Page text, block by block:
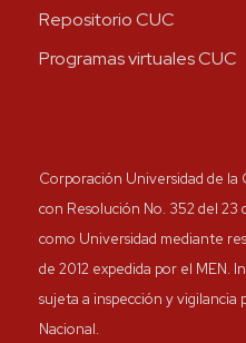
Repositorio CUC
Programas virtuales CUC
Corporación Universidad de la
con Resolución No. 352 del 23
como Universidad mediante
de 2012 expedida por el MEN.
sujeta a inspección y vigilancia
Nacional.